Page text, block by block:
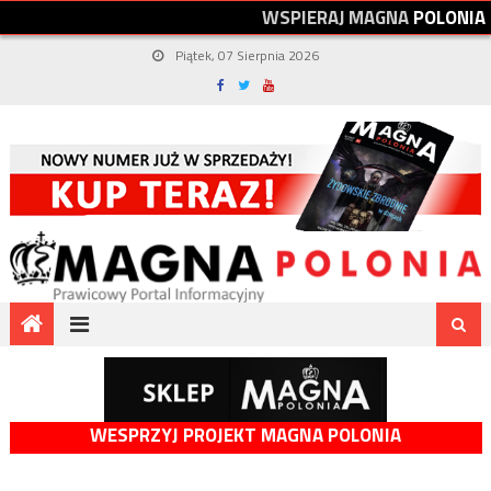
WSPIERAJMAGNAPOLONIA
Piątek, 07 Sierpnia 2026
WESPRZYJ PROJEKT MAGNA POLONIA